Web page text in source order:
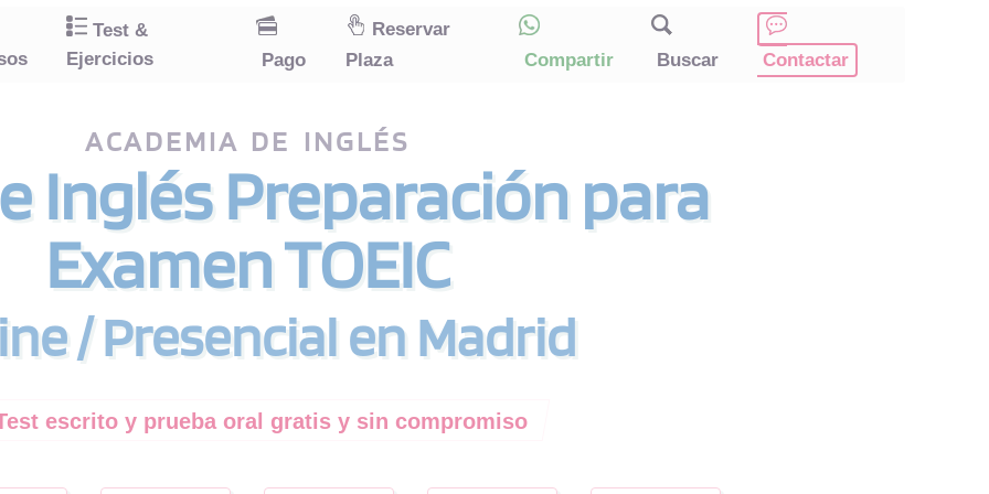
Test &
Ejercicios
Pago
Reservar
Plaza
Compartir Buscar Contactar
ACADEMIA DE INGLÉS
Inglés Preparación para
Examen TOEIC
/ Presencial en Madrid
escrito y prueba oral gratis y sin compromiso